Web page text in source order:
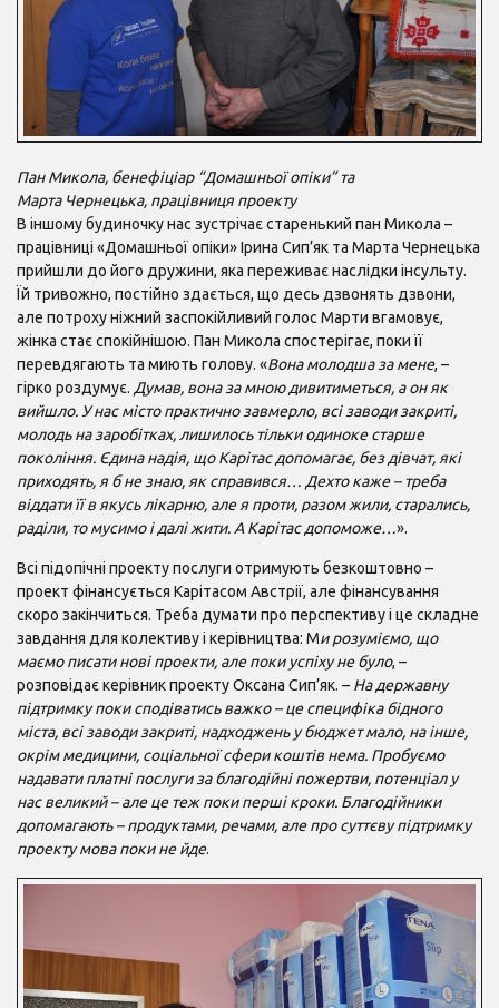
Пан Микола, бенефіціар “Домашньої опіки” та
Марта Чернецька, працівниця проекту
В іншому будиночку нас зустрічає старенький пан Микола –
працівниці «Домашньої опіки» Ірина Сип’як та Марта Чернецька
прийшли до його дружини, яка переживає наслідки інсульту.
Їй тривожно, постійно здається, що десь дзвонять дзвони,
але потроху ніжний заспокійливий голос Марти вгамовує,
жінка стає спокійнішою. Пан Микола спостерігає, поки її
перевдягають та миють голову. «Вона молодша за мене, –
гірко роздумує. Думав, вона за мною дивитиметься, а он як
вийшло. У нас місто практично завмерло, всі заводи закриті,
молодь на заробітках, лишилось тільки одиноке старше
покоління. Єдина надія, що Карітас допомагає, без дівчат, які
приходять, я б не знаю, як справився… Дехто каже – треба
віддати її в якусь лікарню, але я проти, разом жили, старались,
раділи, то мусимо і далі жити. А Карітас допоможе…».
Всі підопічні проекту послуги отримують безкоштовно –
проект фінансується Карітасом Австрії, але фінансування
скоро закінчиться. Треба думати про перспективу і це складне
завдання для колективу і керівництва: Ми розуміємо, що
маємо писати нові проекти, але поки успіху не було, –
розповідає керівник проекту Оксана Сип’як. – На державну
підтримку поки сподіватись важко – це специфіка бідного
міста, всі заводи закриті, надходжень у бюджет мало, на інше,
окрім медицини, соціальної сфери коштів нема. Пробуємо
надавати платні послуги за благодійні пожертви, потенціал у
нас великий – але це теж поки перші кроки. Благодійники
допомагають – продуктами, речами, але про суттєву підтримку
проекту мова поки не йде.